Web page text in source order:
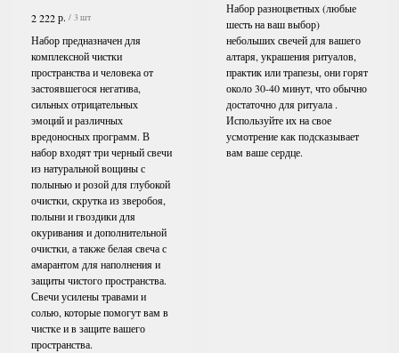
2 222р. / 3 шт
Набор предназначен для
комплексной чистки
пространства и человека от
застоявшегося негатива,
сильных отрицательных
эмоций и различных
вредоносных программ. В
набор входят три черный свечи
из натуральной вощины с
полынью и розой для глубокой
очистки, скрутка из зверобоя,
полыни и гвоздики для
окуривания и дополнительной
очистки, а также белая свеча с
амарантом для наполнения и
защиты чистого пространства.
Свечи усилены травами и
солью, которые помогут вам в
чистке и в защите вашего
пространства.
Набор разноцветных (любые
шесть на ваш выбор)
небольших свечей для вашего
алтаря, украшения ритуалов,
практик или трапезы, они горят
около 30-40 минут, что обычно
достаточно для ритуала .
Используйте их на свое
усмотрение как подсказывает
вам ваше сердце.